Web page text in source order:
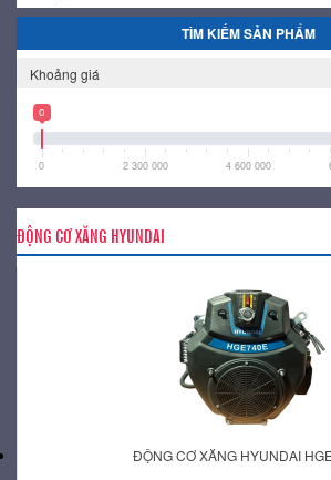
TÌM KIẾM SẢN PHẨM
Khoảng giá
0
0 2 300 000 4 600 000
ĐỘNG CƠ XĂNG HYUNDAI
ĐỘNG CƠ XĂNG HYUNDAI